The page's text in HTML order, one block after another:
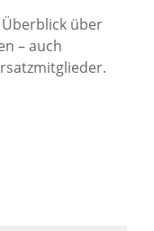
über
– auch